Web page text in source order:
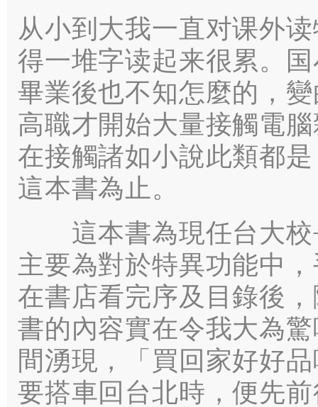
从小到大我一直对课外
得一堆字读起来很累。
畢業後也不知怎麼的，
高職才開始大量接觸電
在接觸諸如小說此類都
這本書為止。
這本書為現任台大校
主要為對於特異功能中
在書店看完序及目錄後
書的內容實在令我大為
間湧現，「買回家好好
要搭車回台北時，便先